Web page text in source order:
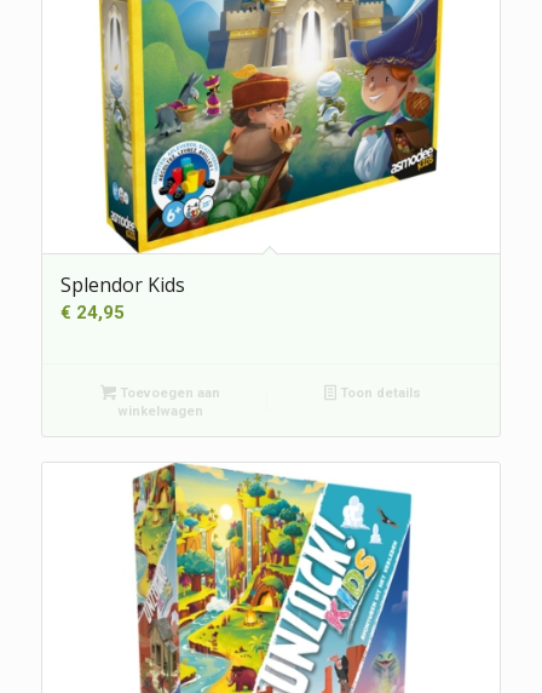
Splendor Kids
€ 24,95
Toevoegen aan
winkelwagen
Toon details